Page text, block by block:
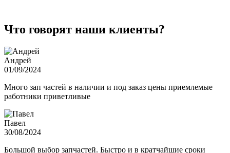
Что говорят наши клиенты?
Андрей
01/09/2024
Много зап частей в наличии и под заказ цены приемлемые
работники приветливые
Павел
30/08/2024
Большой выбор запчастей. Быстро и в кратчайшие сроки